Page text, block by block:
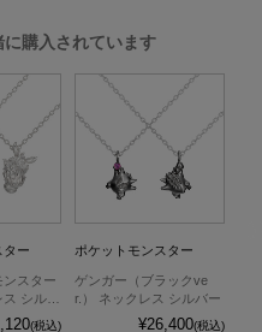
に購入されています
ー
ンスター
シルバ
(税込)
ポケットモンスター
ゲンガー（ブラックve
r.） ネックレス シルバー
¥26,400(税込)